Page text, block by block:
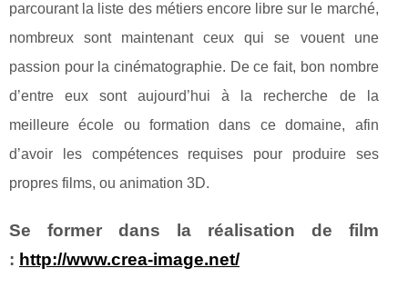
parcourant la liste des métiers encore libre sur le marché,
nombreux sont maintenant ceux qui se vouent une
passion pour la cinématographie. De ce fait, bon nombre
d’entre eux sont aujourd’hui à la recherche de la
meilleure école ou formation dans ce domaine, afin
d’avoir les compétences requises pour produire ses
propres films, ou animation 3D.
Se former dans la réalisation de film
: http://www.crea-image.net/